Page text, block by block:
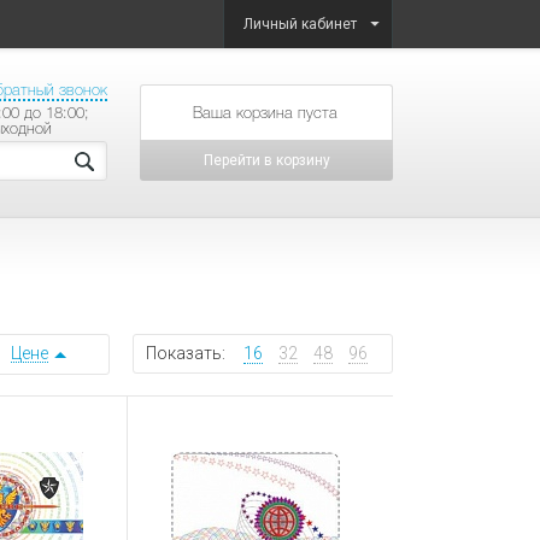
Личный кабинет
звонок
до 18:00;
товаров на сумму
Перейти в корзину
Показать: 16 32 48 96
Цене